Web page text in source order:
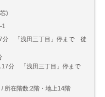
)
分 「浅田三丁目」停まで 徒
17分 「浅田三丁目」停まで
所在階数:2階・地上14階